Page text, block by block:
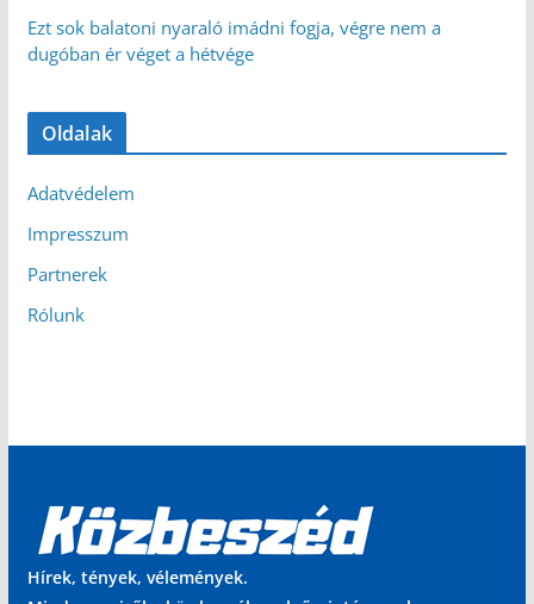
Ezt sok balatoni nyaraló imádni fogja, végre nem a
dugóban ér véget a hétvége
Oldalak
Adatvédelem
Impresszum
Partnerek
Rólunk
Hírek, tények, vélemények.